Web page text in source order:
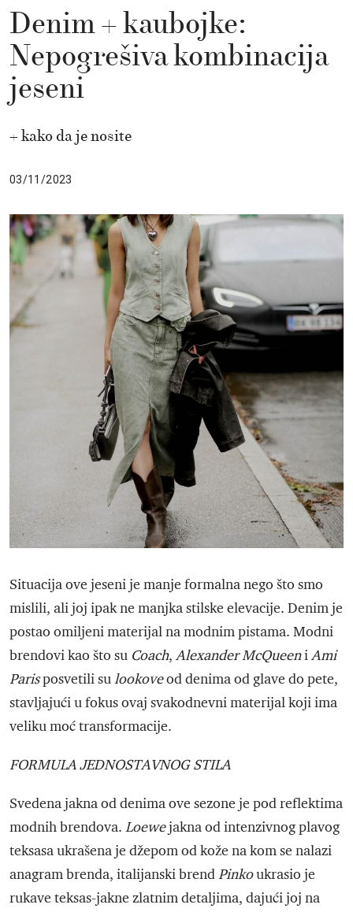
Denim + kaubojke:
Nepogrešiva kombinacija
jeseni
+ kako da je nosite
03/11/2023
Situacija ove jeseni je manje formalna nego što smo
mislili, ali joj ipak ne manjka stilske elevacije. Denim je
postao omiljeni materijal na modnim pistama. Modni
brendovi kao što su Coach, Alexander McQueeniAmi
Parisposvetili sulookoveod denima od glave do pete,
stavljajući u fokus ovaj svakodnevni materijal koji ima
veliku moć transformacije.
FORMULA JEDNOSTAVNOG STILA
Svedena jakna od denima ove sezone je pod reflektima
modnih brendova. Loewejakna od intenzivnog plavog
teksasa ukrašena je džepom od kože na kom se nalazi
anagram brenda, italijanski brendPinkoukrasio je
rukave teksas-jakne zlatnim detaljima, dajući joj na